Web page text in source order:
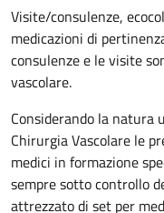
Descrizione
Visite/consulenze,
medicazioni di
consulenze e le visite
vascolare.
Considerando la natura
Chirurgia Vascolare le
medici in formazione
sempre sotto controllo
attrezzato di set per